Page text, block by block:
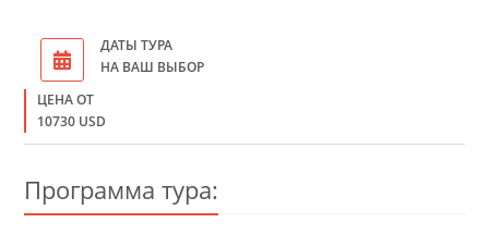
ДАТЫ ТУРА
НА ВАШ ВЫБОР
ЦЕНА ОТ
10730 USD
Программа тура: